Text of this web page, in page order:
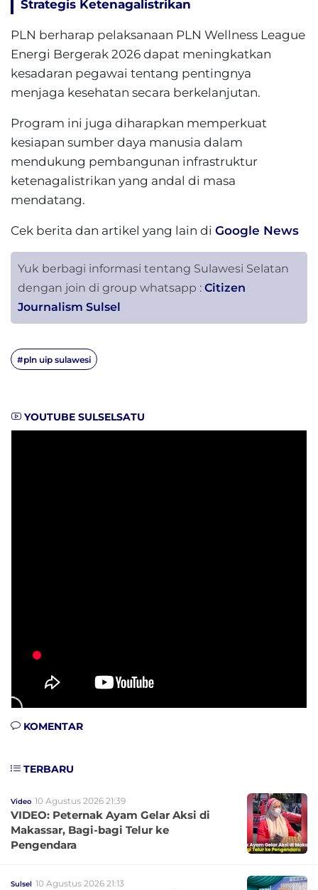
Strategis Ketenagalistrikan
PLN berharap pelaksanaan PLN Wellness League
Energi Bergerak 2026 dapat meningkatkan
kesadaran pegawai tentang pentingnya
menjaga kesehatan secara berkelanjutan.
Program ini juga diharapkan memperkuat
kesiapan sumber daya manusia dalam
mendukung pembangunan infrastruktur
ketenagalistrikan yang andal di masa
mendatang.
Cek berita dan artikel yang lain di Google News
Yuk berbagi informasi tentang Sulawesi Selatan
dengan join di group whatsapp : Citizen
Journalism Sulsel
#pln uip sulawesi
YOUTUBE SULSELSATU
KOMENTAR
TERBARU
Video 10 Agustus 2026 21:39
VIDEO: Peternak Ayam Gelar Aksi di
Makassar, Bagi-bagi Telur ke
Pengendara
Sulsel 10 Agustus 2026 21:13